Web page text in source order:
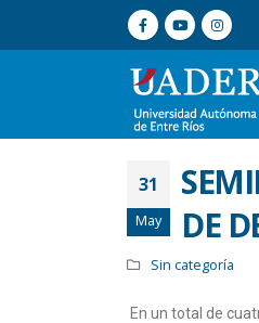
31
May
DE
Sin categoría
En un total de